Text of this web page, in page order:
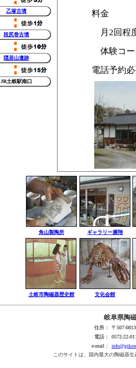
乙塚古墳
段尻巻古墳
隠居山遺跡
JR土岐駅南口
料金
月2回
体験コ
電話予約
角山製陶所 ギャラリー膳翔
土岐市陶磁器歴史館 文化会館
岐阜県陶
住所：
〒507-
電話：
0572-22-
e-mail：
このサイトは、国内最大の陶磁器